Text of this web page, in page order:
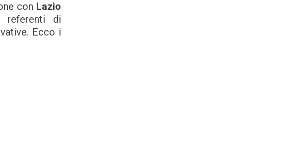
con Lazio
referenti di
Ecco i